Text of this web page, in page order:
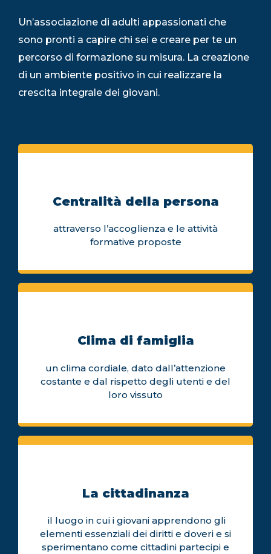
Un’associazione di adulti appassionati che
sono pronti a capire chi sei e creare per te un
percorso di formazione su misura. La creazione
di un ambiente positivo in cui realizzare la
crescita integrale dei giovani.
Centralità della persona
attraverso l’accoglienza e le attività
formative proposte
Clima di famiglia
un clima cordiale, dato dall’attenzione
costante e dal rispetto degli utenti e del
loro vissuto
La cittadinanza
il luogo in cui i giovani apprendono gli
elementi essenziali dei diritti e doveri e si
sperimentano come cittadini partecipi e